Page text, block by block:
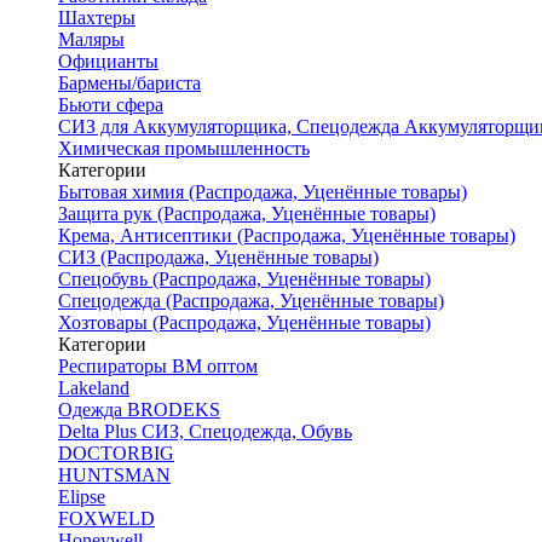
Шахтеры
Маляры
Официанты
Бармены/бариста
Бьюти сфера
СИЗ для Аккумуляторщика, Спецодежда
Химическая промышленность
Категории
Бытовая химия (Распродажа, Уценённые товары)
Защита рук (Распродажа, Уценённые товары)
Крема, Антисептики (Распродажа, Уценённые товары)
СИЗ (Распродажа, Уценённые товары)
Спецобувь (Распродажа, Уценённые товары)
Спецодежда (Распродажа, Уценённые товары)
Хозтовары (Распродажа, Уценённые товары)
Категории
Респираторы ВМ оптом
Lakeland
Одежда BRODEKS
Delta Plus СИЗ, Спецодежда, Обувь
DOCTORBIG
HUNTSMAN
Elipse
FOXWELD